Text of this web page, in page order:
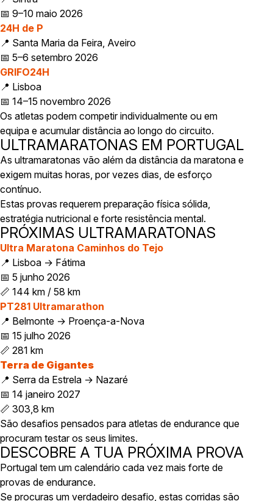
📅 9–10 maio 2026
24H de P
📍 Santa Maria da Feira, Aveiro
📅 5–6 setembro 2026
GRIFO24H
📍 Lisboa
📅 14–15 novembro 2026
Os atletas podem competir individualmente ou em
equipa e acumular distância ao longo do circuito.
ULTRAMARATONAS EM PORTUGAL
As ultramaratonas vão além da distância da maratona e
exigem muitas horas, por vezes dias, de esforço
contínuo.
Estas provas requerem preparação física sólida,
estratégia nutricional e forte resistência mental.
PRÓXIMAS ULTRAMARATONAS
Ultra Maratona Caminhos do Tejo
📍 Lisboa → Fátima
📅 5 junho 2026
📏 144 km / 58 km
PT281 Ultramarathon
📍 Belmonte → Proença-a-Nova
📅 15 julho 2026
📏 281 km
Terra de Gigantes
📍 Serra da Estrela → Nazaré
📅 14 janeiro 2027
📏 303,8 km
São desafios pensados para atletas de endurance que
procuram testar os seus limites.
DESCOBRE A TUA PRÓXIMA PROVA
Portugal tem um calendário cada vez mais forte de
provas de endurance.
Se procuras um verdadeiro desafio, estas corridas são